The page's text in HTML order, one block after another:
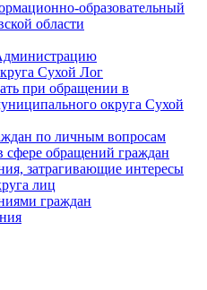
образовательный
области
Сухой Лог
при обращении в
округа Сухой
по личным вопросам
сфере обращений граждан
затрагивающие интересы
лиц
граждан